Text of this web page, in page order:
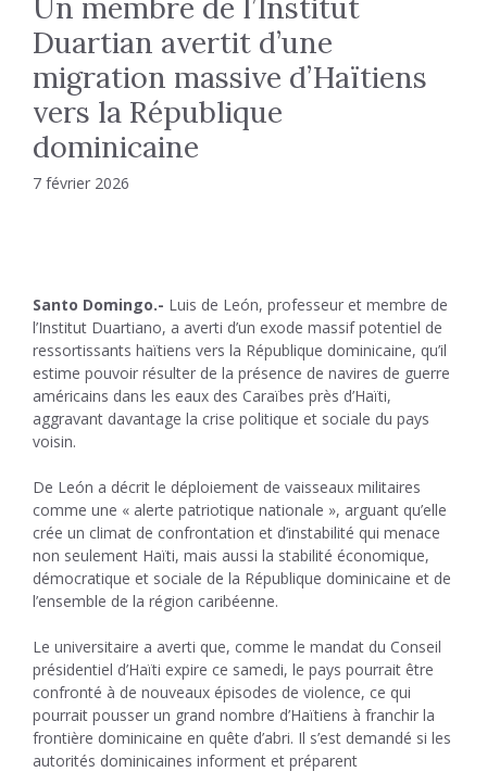
Un membre de l’Institut
Duartian avertit d’une
migration massive d’Haïtiens
vers la République
dominicaine
7 février 2026
Santo Domingo.- Luis de León, professeur et membre de
l’Institut Duartiano, a averti d’un exode massif potentiel de
ressortissants haïtiens vers la République dominicaine, qu’il
estime pouvoir résulter de la présence de navires de guerre
américains dans les eaux des Caraïbes près d’Haïti,
aggravant davantage la crise politique et sociale du pays
voisin.
De León a décrit le déploiement de vaisseaux militaires
comme une « alerte patriotique nationale », arguant qu’elle
crée un climat de confrontation et d’instabilité qui menace
non seulement Haïti, mais aussi la stabilité économique,
démocratique et sociale de la République dominicaine et de
l’ensemble de la région caribéenne.
Le universitaire a averti que, comme le mandat du Conseil
présidentiel d’Haïti expire ce samedi, le pays pourrait être
confronté à de nouveaux épisodes de violence, ce qui
pourrait pousser un grand nombre d’Haïtiens à franchir la
frontière dominicaine en quête d’abri. Il s’est demandé si les
autorités dominicaines informent et préparent